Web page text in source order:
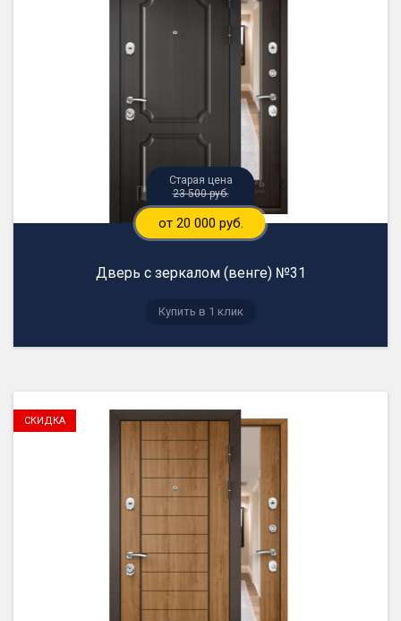
23 500 руб.
от 20 000 руб.
Дверь с зеркалом (венге) №31
Купить в 1 клик